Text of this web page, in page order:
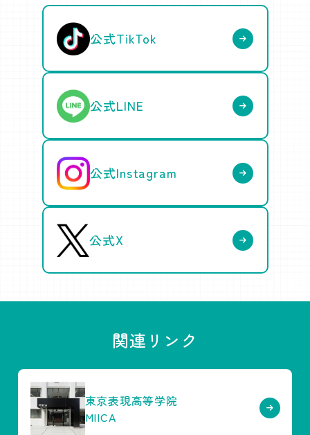
公式TikTok
公式LINE
公式Instagram
公式X
関連リンク
東京表現高等学院
MIICA